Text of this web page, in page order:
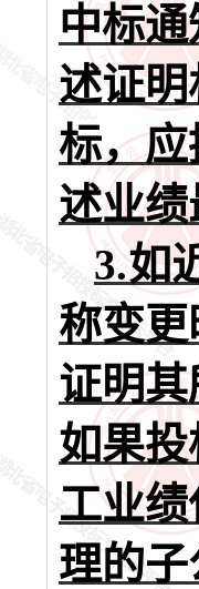
中标
述证
标，
述业绩
3.如
称变
证明
如果
工业
理的